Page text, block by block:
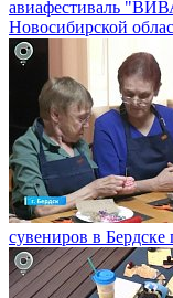
авиафестиваль
Новосибирской
сувениров в